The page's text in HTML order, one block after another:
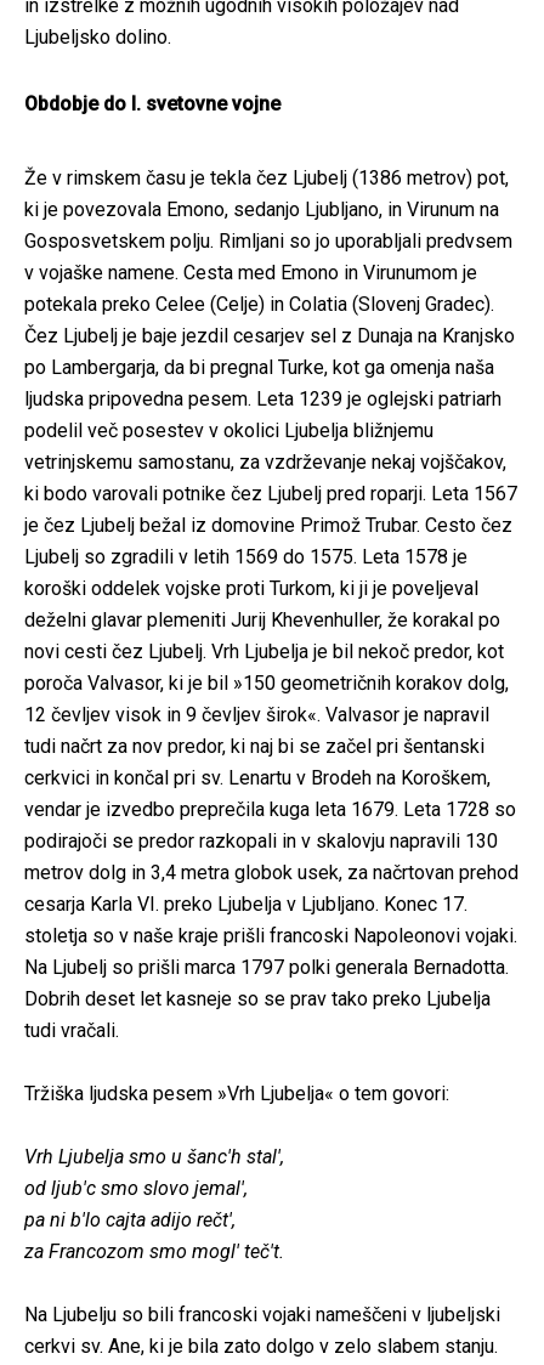
in izstrelke z možnih ugodnih visokih položajev nad
Ljubeljsko dolino.
Obdobje do I. svetovne vojne
Že v rimskem času je tekla čez Ljubelj (1386 metrov) pot,
ki je povezovala Emono, sedanjo Ljubljano, in Virunum na
Gosposvetskem polju. Rimljani so jo uporabljali predvsem
v vojaške namene. Cesta med Emono in Virunumom je
potekala preko Celee (Celje) in Colatia (Slovenj Gradec).
Čez Ljubelj je baje jezdil cesarjev sel z Dunaja na Kranjsko
po Lambergarja, da bi pregnal Turke, kot ga omenja naša
ljudska pripovedna pesem. Leta 1239 je oglejski patriarh
podelil več posestev v okolici Ljubelja bližnjemu
vetrinjskemu samostanu, za vzdrževanje nekaj vojščakov,
ki bodo varovali potnike čez Ljubelj pred roparji. Leta 1567
je čez Ljubelj bežal iz domovine Primož Trubar. Cesto čez
Ljubelj so zgradili v letih 1569 do 1575. Leta 1578 je
koroški oddelek vojske proti Turkom, ki ji je poveljeval
deželni glavar plemeniti Jurij Khevenhuller, že korakal po
novi cesti čez Ljubelj. Vrh Ljubelja je bil nekoč predor, kot
poroča Valvasor, ki je bil »150 geometričnih korakov dolg,
12 čevljev visok in 9 čevljev širok«. Valvasor je napravil
tudi načrt za nov predor, ki naj bi se začel pri šentanski
cerkvici in končal pri sv. Lenartu v Brodeh na Koroškem,
vendar je izvedbo preprečila kuga leta 1679. Leta 1728 so
podirajoči se predor razkopali in v skalovju napravili 130
metrov dolg in 3,4 metra globok usek, za načrtovan prehod
cesarja Karla VI. preko Ljubelja v Ljubljano. Konec 17.
stoletja so v naše kraje prišli francoski Napoleonovi vojaki.
Na Ljubelj so prišli marca 1797 polki generala Bernadotta.
Dobrih deset let kasneje so se prav tako preko Ljubelja
tudi vračali.
Tržiška ljudska pesem »Vrh Ljubelja« o tem govori:
Vrh Ljubelja smo u šanc'h stal',
od ljub'c smo slovo jemal',
pa ni b'lo cajta adijo rečt',
za Francozom smo mogl' teč't.
Na Ljubelju so bili francoski vojaki nameščeni v ljubeljski
cerkvi sv. Ane, ki je bila zato dolgo v zelo slabem stanju.